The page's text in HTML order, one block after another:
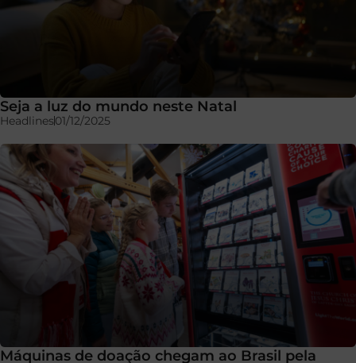
Seja a luz do mundo neste Natal
Headlines01/12/2025
Máquinas de doação chegam ao Brasil pela